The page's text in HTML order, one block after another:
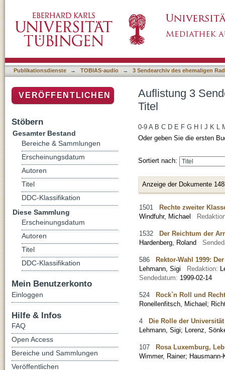
Publikationsdienste → TOBIAS-audio → 3 Sendearchiv des ehemaligen
Auflistung 3
Titel
0-9 A B C D E F G H J K L
Oder geben Sie die ersten
Sortiert nach:
Anzeige der Dokumente
1501 Rechte zweiter
Windfuhr, Michael
1532 Der Reichtum der
Hardenberg, Roland
586 Rektor-Wahl 1999:
Lehmann, Sigi
Redaktion:
Sendedatum: 1999-02-14
524 Rock`n Roll und Recht
Ronellenfitsch, Michael;
4 Die Rolle der
Lehmann, Sigi; Lorenz,
107 Rosa Luxemburg,
Wimmer, Rainer; Hausmann-
VERÖFFENTLICHEN
Stöbern
Gesamter Bestand
Bereiche & Sammlungen
Erscheinungsdatum
Autoren
Titel
DDC-Klassifikation
Diese Sammlung
Erscheinungsdatum
Autoren
Titel
DDC-Klassifikation
Mein Benutzerkonto
Einloggen
Hilfe & Infos
FAQ
Open Access
Bereiche und Sammlungen
Veröffentlichen